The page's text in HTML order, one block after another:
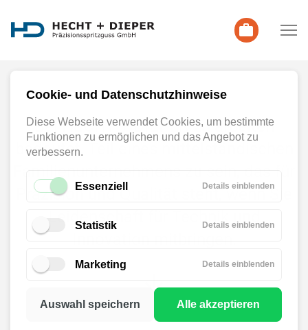
Cookie- und Datenschutzhinweise
Diese Webseite verwendet Cookies, um bestimmte
Funktionen zu ermöglichen und das Angebot zu
verbessern.
Essenziell Details einblendenfür
Statistik Details einblendenfür
Marketing Details einblendenfür
Auswahl speichern Alle akzeptieren
Bei HECHT + DIEPER zu arbeiten
bedeutet, Teil eines mittelständischen
Präzision und Qualität steht, wenn Sie
Leidenschaft für Technik und